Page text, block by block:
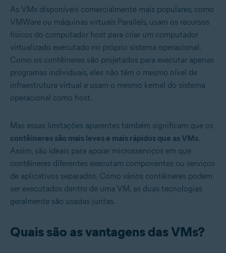
As VMs disponíveis comercialmente mais populares, como
VMWare ou máquinas virtuais Parallels, usam os recursos
físicos do computador host para criar um computador
virtualizado executado no próprio sistema operacional.
Como os contêineres são projetados para executar apenas
programas individuais, eles não têm o mesmo nível de
infraestrutura virtual e usam o mesmo kernel do sistema
operacional como host.
Mas essas limitações aparentes também significam que os
contêineres são mais leves e mais rápidos que as VMs.
Assim, são ideais para apoiar microsserviços em que
contêineres diferentes executam componentes ou serviços
de aplicativos separados. Como vários contêineres podem
ser executados dentro de uma VM, as duas tecnologias
geralmente são usadas juntas.
Quais são as vantagens das VMs?